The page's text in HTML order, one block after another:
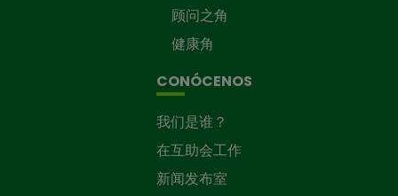
顾问之角
健康角
CONÓCENOS
我们是谁？
在互助会工作
新闻发布室